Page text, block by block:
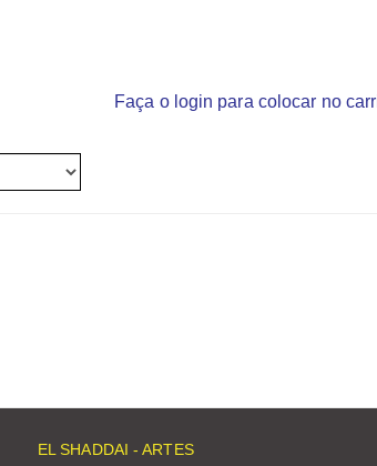
Faça o login para colocar no
EL SHADDAI - ARTES